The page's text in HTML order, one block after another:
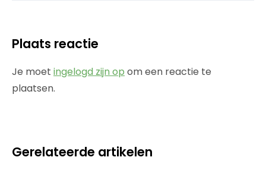
Plaats reactie
Je moet ingelogd zijn op om een reactie te
plaatsen.
Gerelateerde artikelen